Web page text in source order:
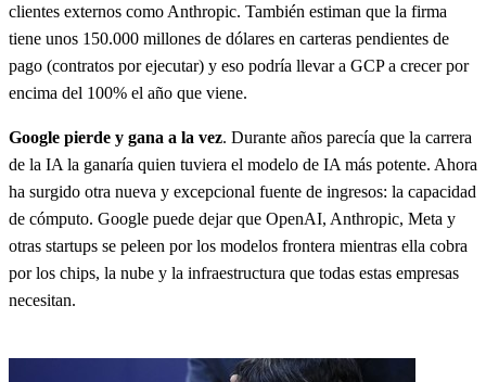
clientes externos como Anthropic. También estiman que la firma
tiene unos 150.000 millones de dólares en carteras pendientes de
pago (contratos por ejecutar) y eso podría llevar a GCP a crecer por
encima del 100% el año que viene.
Google pierde y gana a la vez. Durante años parecía que la carrera
de la IA la ganaría quien tuviera el modelo de IA más potente. Ahora
ha surgido otra nueva y excepcional fuente de ingresos: la capacidad
de cómputo. Google puede dejar que OpenAI, Anthropic, Meta y
otras startups se peleen por los modelos frontera mientras ella cobra
por los chips, la nube y la infraestructura que todas estas empresas
necesitan.